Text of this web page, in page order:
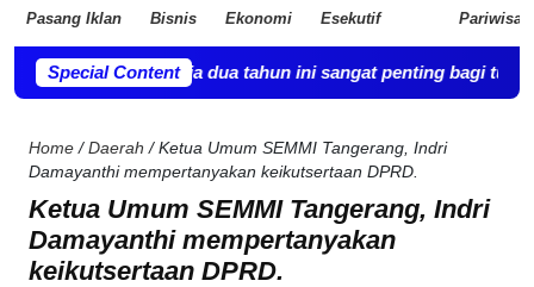
Pasang Iklan Bisnis Ekonomi Esekutif
Pariwisata
Special Content
hingga usia dua tahun ini sangat penting bagi tumbuh
Home / Daerah / Ketua Umum SEMMI Tangerang, Indri
Damayanthi mempertanyakan keikutsertaan DPRD.
Ketua Umum SEMMI Tangerang, Indri
Damayanthi mempertanyakan
keikutsertaan DPRD.